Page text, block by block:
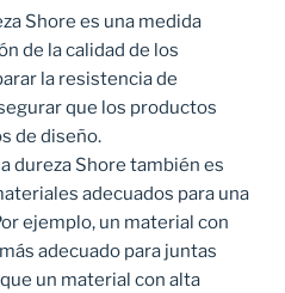
Shore es una medida
de la calidad de los
la resistencia de
que los productos
de diseño.
dureza Shore también es
adecuados para una
ejemplo, un material con
adecuado para juntas
un material con alta